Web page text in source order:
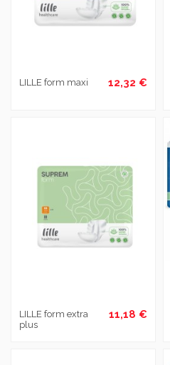
LILLE form maxi 12,32 €
LILLE form extra
plus
11,18 €